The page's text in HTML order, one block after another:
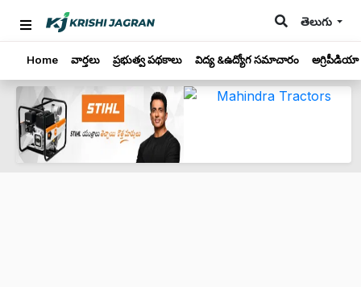
తెలుగు
Home వార్తలు ప్రభుత్వ పథకాలు విద్య &ఉద్యోగ సమాచారం అగ్రిపీడియా